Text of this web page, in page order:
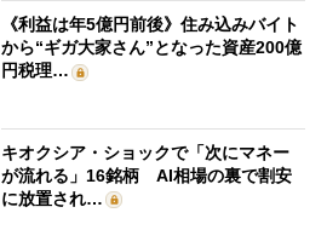
《利益は年5億円前後》住み込みバイト
から“ギガ大家さん”となった資産200億
円税理…
キオクシア・ショックで「次にマネー
が流れる」16銘柄 AI相場の裏で割安
に放置され…